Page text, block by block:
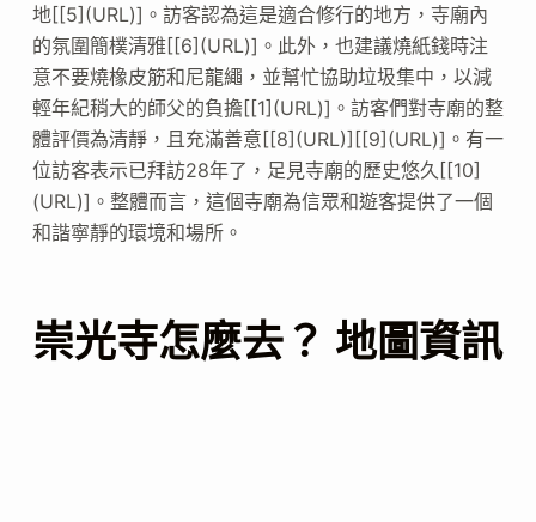
地[[5](URL)]。訪客認為這是適合修行的地方，寺廟內
的氛圍簡樸清雅[[6](URL)]。此外，也建議燒紙錢時注
意不要燒橡皮筋和尼龍繩，並幫忙協助垃圾集中，以減
輕年紀稍大的師父的負擔[[1](URL)]。訪客們對寺廟的整
體評價為清靜，且充滿善意[[8](URL)][[9](URL)]。有一
位訪客表示已拜訪28年了，足見寺廟的歷史悠久[[10]
(URL)]。整體而言，這個寺廟為信眾和遊客提供了一個
和諧寧靜的環境和場所。
崇光寺怎麼去？ 地圖資訊